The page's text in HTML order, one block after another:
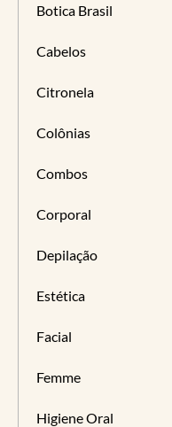
Botica Brasil
Cabelos
Citronela
Colônias
Combos
Corporal
Depilação
Estética
Facial
Femme
Higiene Oral